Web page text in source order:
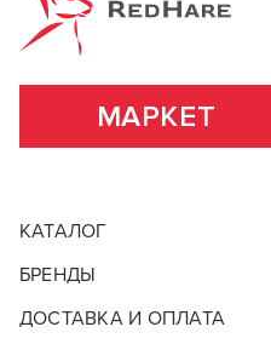
МАРКЕТ
КАТАЛОГ
БРЕНДЫ
ДОСТАВКА И ОПЛАТА